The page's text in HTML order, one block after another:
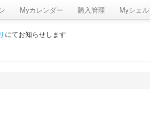
Myカレンダー 購入管理 Myシェル
にてお知らせします